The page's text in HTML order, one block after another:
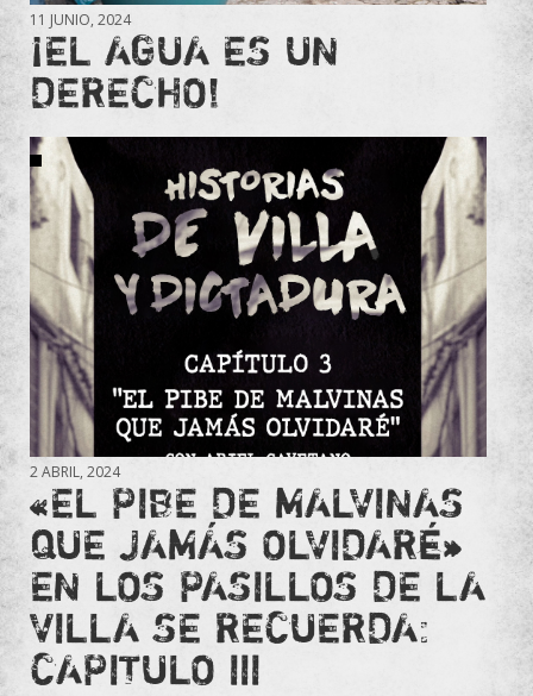
11 JUNIO, 2024
¡EL AGUA ES UN
DERECHO!
2 ABRIL, 2024
«EL PIBE DE MALVINAS
QUE JAMÁS OLVIDARÉ»
EN LOS PASILLOS DE LA
VILLA SE RECUERDA:
CAPITULO III